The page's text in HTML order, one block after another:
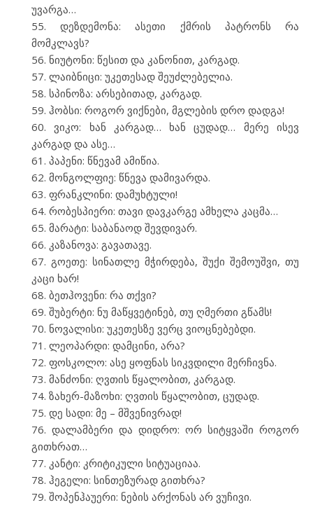
უვარგა…
დეზდემონა: ასეთი ქმრის პატრონს რა
მომკლავს?
ნიუტონი: წესით და კანონით, კარგად.
ლაიბნიცი: უკეთესად შეუძლებელია.
სპინოზა: არსებითად, კარგად.
ჰობსი: როგორ ვიქნები, მგლების დრო დადგა!
ვიკო: ხან კარგად… ხან ცუდად… მერე ისევ
კარგად და ასე…
პაპენი: წნევამ ამიწია.
მონგოლფიე: წნევა დამივარდა.
ფრანკლინი: დამუხტული!
რობესპიერი: თავი დავკარგე ამხელა კაცმა…
მარატი: საბანაოდ შევდივარ.
კაზანოვა: გავათავე.
გოეთე: სინათლე მჭირდება, შუქი შემოუშვი, თუ
კაცი ხარ!
ბეთჰოვენი: რა თქვი?
შუბერტი: ნუ მაწყვეტინებ, თუ ღმერთი გწამს!
ნოვალისი: უკეთესზე ვერც ვიოცნებებდი.
ლეოპარდი: დამცინი, არა?
ფოსკოლო: ასე ყოფნას სიკვდილი მერჩივნა.
მანძონი: ღვთის წყალობით, კარგად.
ზახერ-მაზოხი: ღვთის წყალობით, ცუდად.
დე სადი: მე – მშვენივრად!
დალამბერი და დიდრო: ორ სიტყვაში როგორ
გითხრათ…
კანტი: კრიტიკული სიტუაციაა.
ჰეგელი: სინთეზურად გითხრა?
შოპენჰაუერი: ნების არქონას არ ვუჩივი.